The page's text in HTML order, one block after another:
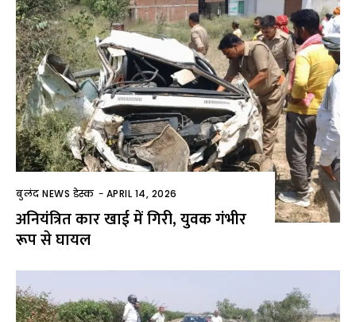
बुलंद NEWS डेस्क - APRIL 14, 2026
अनियंत्रित कार खाई में गिरी, युवक गंभीर
रूप से घायल